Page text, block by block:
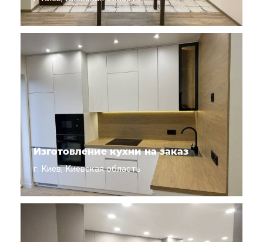
Изготовление кухни на заказ
г. Киев, Киевская область